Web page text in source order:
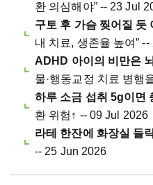
환 의심해야” -- 23 Jul
구토 후 가슴 찢어질 듯
내 치료, 생존율 높여”
ADHD 아이의 비만은
물·행동교정 치료 병행
하루 소금 섭취 5g이면
환 위험↑ -- 09 Jul 2026
라테 한잔에 화장실 들
-- 25 Jun 2026